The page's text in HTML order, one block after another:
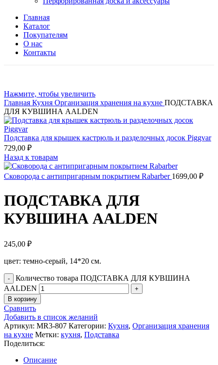
Главная
Каталог
Покупателям
О нас
Контакты
Нажмите, чтобы увеличить
Главная Кухня Организация хранения на кухне ПОДСТАВКА
ДЛЯ КУВШИНА AALDEN
Подставка для крышек кастрюль и разделочных досок Piggvar
729,00 ₽
Назад к товарам
Сковорода с антипригарным покрытием Rabarber 1699,00 ₽
ПОДСТАВКА ДЛЯ
КУВШИНА AALDEN
245,00 ₽
цвет: темно-серый, 14*20 см.
Количество товара ПОДСТАВКА ДЛЯ КУВШИНА
AALDEN
В корзину
Сравнить
Добавить в список желаний
Артикул: MR3-807 Категории: Кухня, Организация хранения
на кухне Метки: кухня, Подставка
Поделиться:
Описание